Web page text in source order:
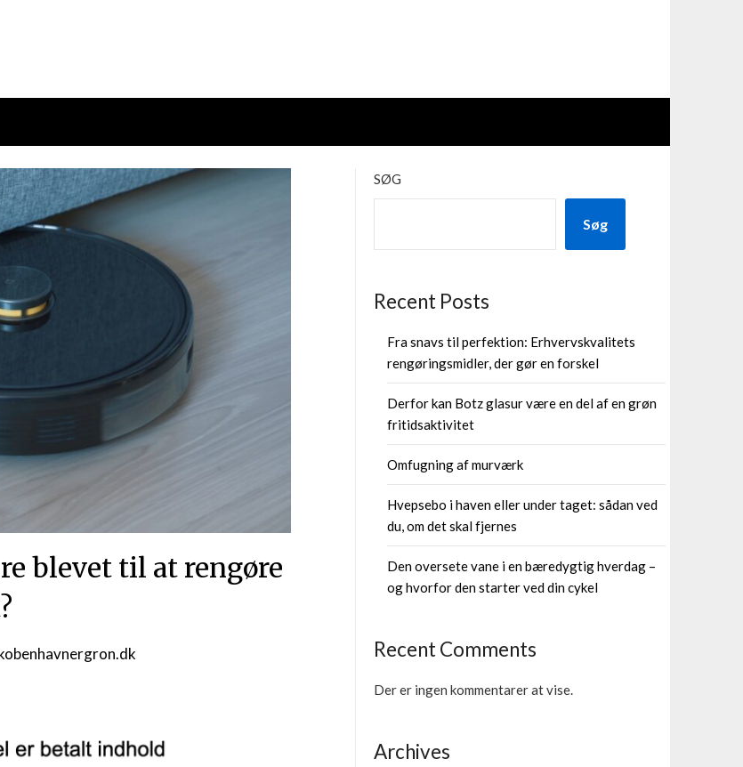
blevet til at rengøre
SØG
Søg
Recent Posts
Fra snavs til perfektion: Erhvervskvalitets
rengøringsmidler, der gør en forskel
Derfor kan Botz glasur være en del af en grøn
fritidsaktivitet
Omfugning af murværk
Hvepsebo i haven eller under taget: sådan ved
du, om det skal fjernes
Den oversete vane i en bæredygtig hverdag –
og hvorfor den starter ved din cykel
Recent Comments
Der er ingen kommentarer at vise.
Archives